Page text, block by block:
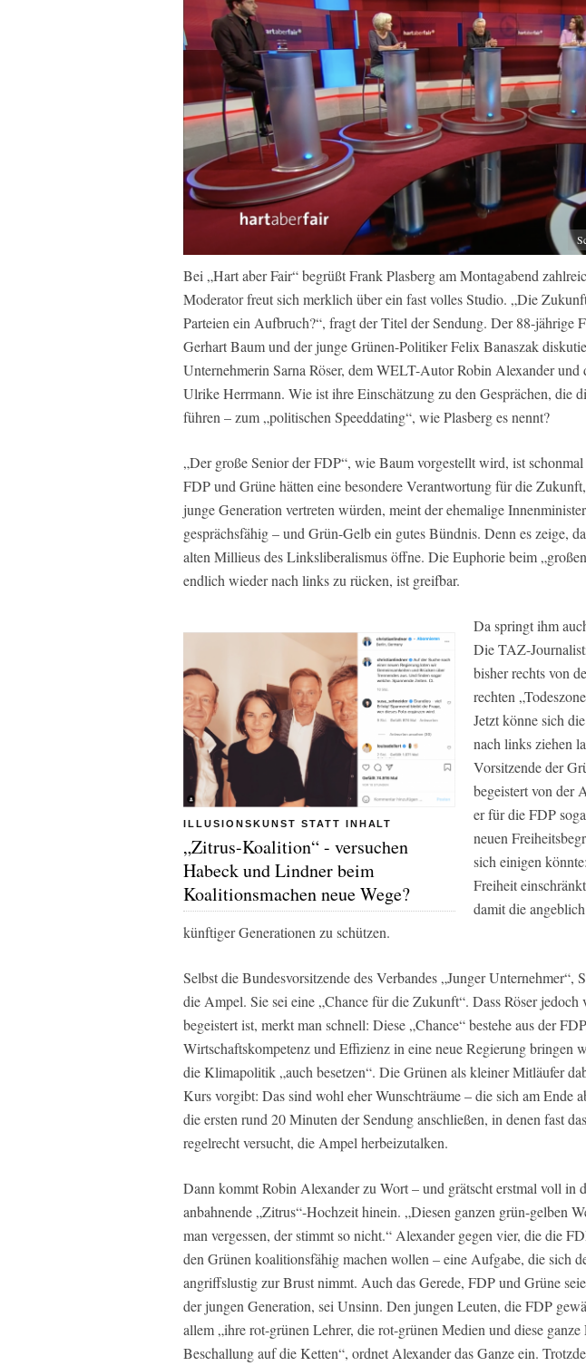
Bei „Hart aber Fair“ begrüßt Frank Plasberg am Montagabend
Moderator freut sich merklich über ein fast volles Studio. „Die
Parteien ein Aufbruch?“, fragt der Titel der Sendung. Der 88-jährige
Gerhart Baum und der junge Grünen-Politiker Felix Banaszak
Unternehmerin Sarna Röser, dem WELT-Autor Robin Alexander
Ulrike Herrmann. Wie ist ihre Einschätzung zu den Gesprächen, die
führen – zum „politischen Speeddating“, wie Plasberg es nennt?
„Der große Senior der FDP“, wie Baum vorgestellt wird, ist
FDP und Grüne hätten eine besondere Verantwortung für die
junge Generation vertreten würden, meint der ehemalige
gesprächsfähig – und Grün-Gelb ein gutes Bündnis. Denn es zeige,
alten Millieus des Linksliberalismus öffne. Die Euphorie beim
endlich wieder nach links zu rücken, ist greifbar.
ILLUSIONSKUNST STATT INHALT
„Zitrus-Koalition“ - versuchen
Habeck und Lindner beim
Koalitionsmachen neue Wege?
Da springt ihm
Die TAZ-
bisher rechts von
rechten
Jetzt könne sich
nach links ziehen
Vorsitzende der
begeistert von der
er für die FDP
neuen
sich einigen
Freiheit
damit die
künftiger Generationen zu schützen.
Selbst die Bundesvorsitzende des Verbandes „Junger Unternehmer“,
die Ampel. Sie sei eine „Chance für die Zukunft“. Dass Röser
begeistert ist, merkt man schnell: Diese „Chance“ bestehe aus der
Wirtschaftskompetenz und Effizienz in eine neue Regierung bringen
die Klimapolitik „auch besetzen“. Die Grünen als kleiner Mitläufer
Kurs vorgibt: Das sind wohl eher Wunschträume – die sich am Ende
die ersten rund 20 Minuten der Sendung anschließen, in denen fast
regelrecht versucht, die Ampel herbeizutalken.
Dann kommt Robin Alexander zu Wort – und grätscht erstmal voll in
anbahnende „Zitrus“-Hochzeit hinein. „Diesen ganzen grün-gelben
man vergessen, der stimmt so nicht.“ Alexander gegen vier, die die
den Grünen koalitionsfähig machen wollen – eine Aufgabe, die sich
angriffslustig zur Brust nimmt. Auch das Gerede, FDP und Grüne
der jungen Generation, sei Unsinn. Den jungen Leuten, die FDP
allem „ihre rot-grünen Lehrer, die rot-grünen Medien und diese
Beschallung auf die Ketten“, ordnet Alexander das Ganze ein.